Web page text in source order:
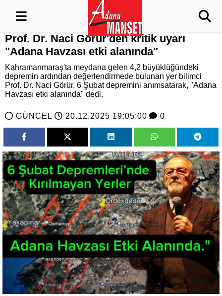
Prof. Dr. Naci Görür'den kritik uyarı
"Adana Havzası etki alanında"
Kahramanmaraş'ta meydana gelen 4,2 büyüklüğündeki
depremin ardından değerlendirmede bulunan yer bilimci
Prof. Dr. Naci Görür, 6 Şubat depremini anımsatarak, "Adana
Havzası etki alanında" dedi.
GÜNCEL 20.12.2025 19:05:00 0